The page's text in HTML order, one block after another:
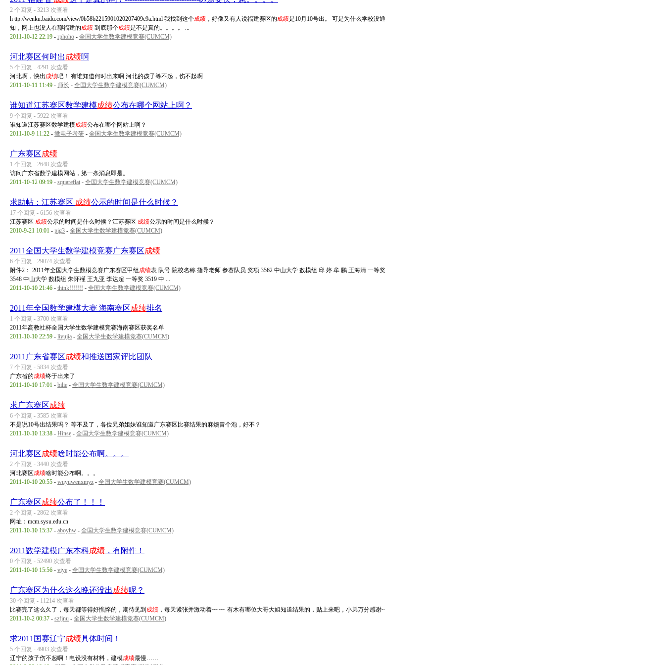
2 个回复 - 3213 次查看
h ttp://wenku.baidu.com/view/0b58b2215901020207409c9a.html 我找到这个成绩 ，好像又有人说福建赛区的成绩是10月10号出。 可是为什么学校没通
知，网上也没人在聊福建的成绩 到底那个成绩是不是真的。。。。 ...
2011-10-12 22:19 - rphoho - 全国大学生数学建模竞赛(CUMCM)
河北赛区何时出 成绩啊
5 个回复 - 4291 次查看
河北啊，快出成绩吧！ 有谁知道何时出来啊 河北的孩子等不起，伤不起啊
2011-10-11 11:49 - 师长 - 全国大学生数学建模竞赛(CUMCM)
谁知道江苏赛区数学建模成绩公布在哪个网站上啊？
9 个回复 - 5922 次查看
谁知道江苏赛区数学建模成绩公布在哪个网站上啊？
2011-10-9 11:22 - 微电子考研 - 全国大学生数学建模竞赛(CUMCM)
广东赛区成绩
1 个回复 - 2648 次查看
访问广东省数学建模网站，第一条消息即是。
2011-10-12 09:19 - squareflat - 全国大学生数学建模竞赛(CUMCM)
求助帖：江苏赛区 成绩公示的时间是什么时候？
17 个回复 - 6156 次查看
江苏赛区 成绩公示的时间是什么时候？江苏赛区 成绩公示的时间是什么时候？
2010-9-21 10:01 - pig3 - 全国大学生数学建模竞赛(CUMCM)
2011全国大学生数学建模竞赛广东赛区成绩
6 个回复 - 29074 次查看
附件2： 2011年全国大学生数模竞赛广东赛区甲组 成绩表 队号 院校名称 指导老师 参赛队员 奖项 3562 中山大学 数模组 邱 婷 牟 鹏 王海清 一等奖
3548 中山大学 数模组 朱怀槿 王九亚 李达超 一等奖 3519 中 ...
2011-10-10 21:46 - think!!!!!!! - 全国大学生数学建模竞赛(CUMCM)
2011年全国数学建模大赛 海南赛区成绩排名
1 个回复 - 3700 次查看
2011年高教社杯全国大学生数学建模竞赛海南赛区获奖名单
2011-10-10 22:59 - liyujia - 全国大学生数学建模竞赛(CUMCM)
2011广东省赛区成绩和推送国家评比团队
7 个回复 - 5834 次查看
广东省的成绩终于出来了
2011-10-10 17:01 - bilie - 全国大学生数学建模竞赛(CUMCM)
求广东赛区成绩
6 个回复 - 3585 次查看
不是说10号出结果吗？ 等不及了，各位兄弟姐妹谁知道广东赛区比赛结果的麻烦冒个泡，好不？
2011-10-10 13:38 - Hinse - 全国大学生数学建模竞赛(CUMCM)
河北赛区成绩啥时能公布啊。。。
2 个回复 - 3440 次查看
河北赛区成绩啥时能公布啊。。。
2011-10-10 20:55 - wuyuwenxmyz - 全国大学生数学建模竞赛(CUMCM)
广东赛区成绩公布了！！！
2 个回复 - 2862 次查看
网址：mcm.sysu.edu.cn
2011-10-10 15:37 - aboyhw - 全国大学生数学建模竞赛(CUMCM)
2011数学建模广东本科成绩 ，有附件！
0 个回复 - 52490 次查看
2011-10-10 15:56 - viye - 全国大学生数学建模竞赛(CUMCM)
广东赛区为什么这么晚还没出 成绩呢？
30 个回复 - 11214 次查看
比赛完了这么久了，每天都等得好憔悴的，期待见到 成绩 ，每天紧张并激动着~~~~ 有木有哪位大哥大姐知道结果的，贴上来吧，小弟万分感谢~
2011-10-2 00:37 - szfjnu - 全国大学生数学建模竞赛(CUMCM)
求2011国赛辽宁成绩具体时间！
5 个回复 - 4903 次查看
辽宁的孩子伤不起啊！电设没有材料，建模成绩最慢……